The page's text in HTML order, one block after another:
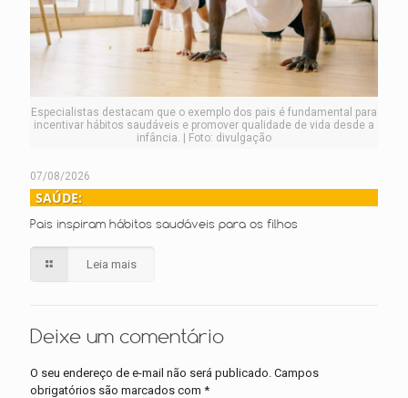
Especialistas destacam que o exemplo dos pais é fundamental para
incentivar hábitos saudáveis e promover qualidade de vida desde a
infância. | Foto: divulgação
07/08/2026
SAÚDE:
Pais inspiram hábitos saudáveis para os filhos
Leia mais
Deixe um comentário
O seu endereço de e-mail não será publicado. Campos
obrigatórios são marcados com *